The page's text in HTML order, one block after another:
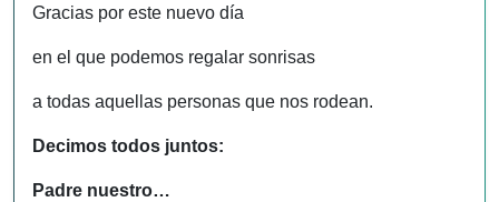
Gracias por este nuevo día
en el que podemos regalar sonrisas
a todas aquellas personas que nos rodean.
Decimos todos juntos:
Padre nuestro…